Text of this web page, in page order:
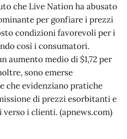
che Live Nation ha abusato
per gonfiare i prezzi
condizioni favorevoli per i
così i consumatori.
aumento medio di $1,72 per
sono emerse
che evidenziano pratiche
di prezzi esorbitanti e
i clienti. (apnews.com)